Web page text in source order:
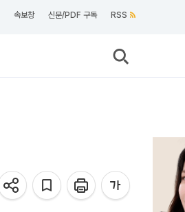
속보창 신문/PDF 구독 RSS